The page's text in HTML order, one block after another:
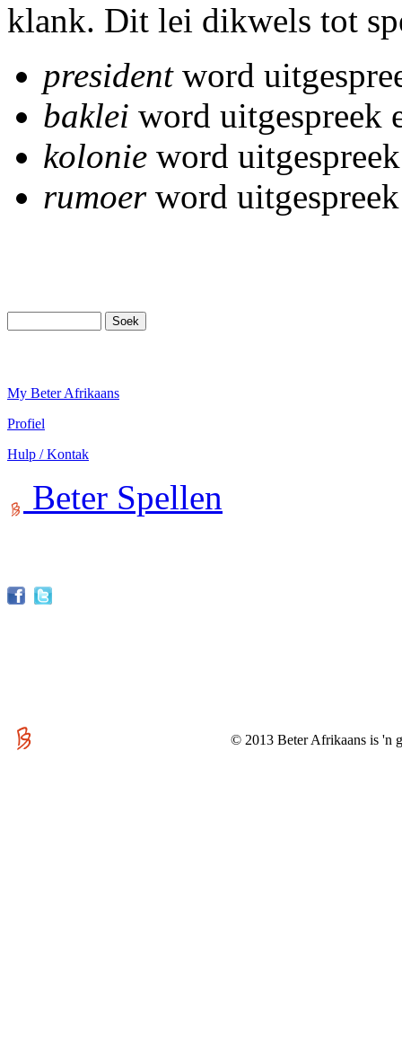
klank. Dit lei dikwels tot
president word
baklei word
kolonie word
rumoer word
My Beter Afrikaans
Profiel
Hulp / Kontak
Beter Spellen
© 2013 Beter Afrikaans is 'n